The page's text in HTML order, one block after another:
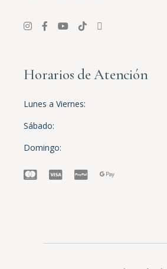
Horarios de Atención
Lunes a Viernes
Sábado
Domingo